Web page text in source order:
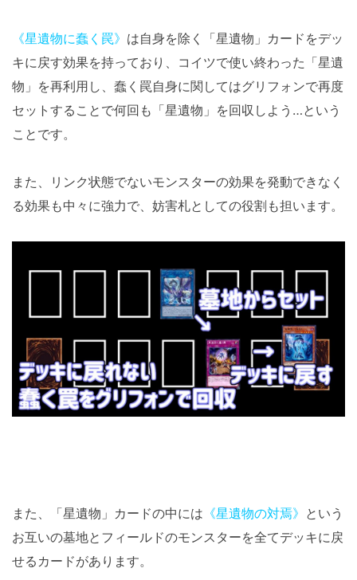
《星遺物に蠢く罠》 は自身を除く「星遺物」カードをデッ
キに戻す効果を持っており、コイツで使い終わった「星遺
物」を再利用し、蠢く罠自身に関してはグリフォンで再度
セットすることで何回も「星遺物」を回収しよう…という
ことです。
また、リンク状態でないモンスターの効果を発動できなく
る効果も中々に強力で、妨害札としての役割も担います。
また、「星遺物」カードの中には 《星遺物の対焉》 という
お互いの墓地とフィールドのモンスターを全てデッキに戻
せるカードがあります。